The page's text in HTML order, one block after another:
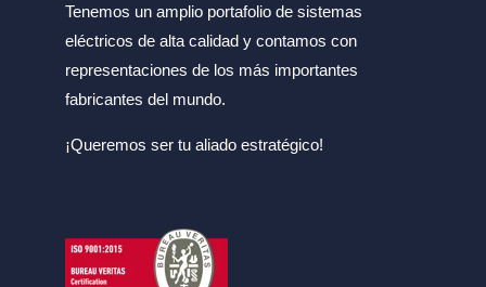
Tenemos un amplio portafolio de sistemas
eléctricos de alta calidad y contamos con
representaciones de los más importantes
fabricantes del mundo.
¡Queremos ser tu aliado estratégico!